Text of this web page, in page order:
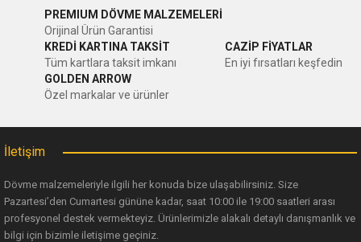
Görüş ve önerileriniz için teşekkür ederiz.
Ürün resmi kalitesiz, bozuk veya görüntülenemiyor.
Ürün açıklamasında eksik bilgiler bulunuyor.
PREMIUM DÖVME MALZEMELERİ
Orijinal Ürün Garantisi
KREDİ KARTINA TAKSİT
Tüm kartlara taksit imkanı
CAZİP FİYATLAR
En iyi fırsatları keşfedin
GOLDEN ARROW
Özel markalar ve ürünler
İletişim
Dövme malzemeleriyle ilgili her konuda bize ulaşabilirsiniz. Size
Pazartesi’den Cumartesi gününe kadar, saat 10:00 ile 19:00 saatleri arası
profesyonel destek vermekteyiz. Ürünlerimizle alakalı detaylı danışmanlık ve
bilgi için bizimle iletişime geçiniz.